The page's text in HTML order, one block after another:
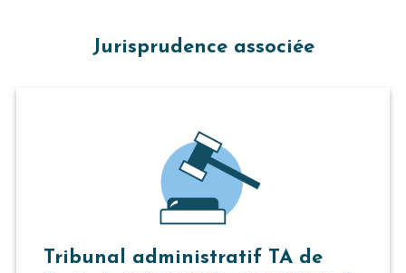
Jurisprudence associée
Tribunal administratif TA de